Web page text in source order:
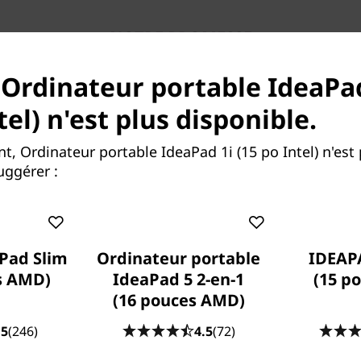
NOTRE PROMESSE
Services Lenovo
Parce que la vie ne fait pas
Les ordinateurs portables tombent, le
café se renverse, les surtensions
électriques. Avecla protection contre
les dommages accidentels (ADP),
portable
n'est plus disponible.
Ordinateur portable IdeaPad 1i (15 po Intel) n'est
:
Slim
AMD)
(246)
Ordinateur portable
IdeaPad 5 2-en-1
(16 pouces AMD)
4.5(72)
(15